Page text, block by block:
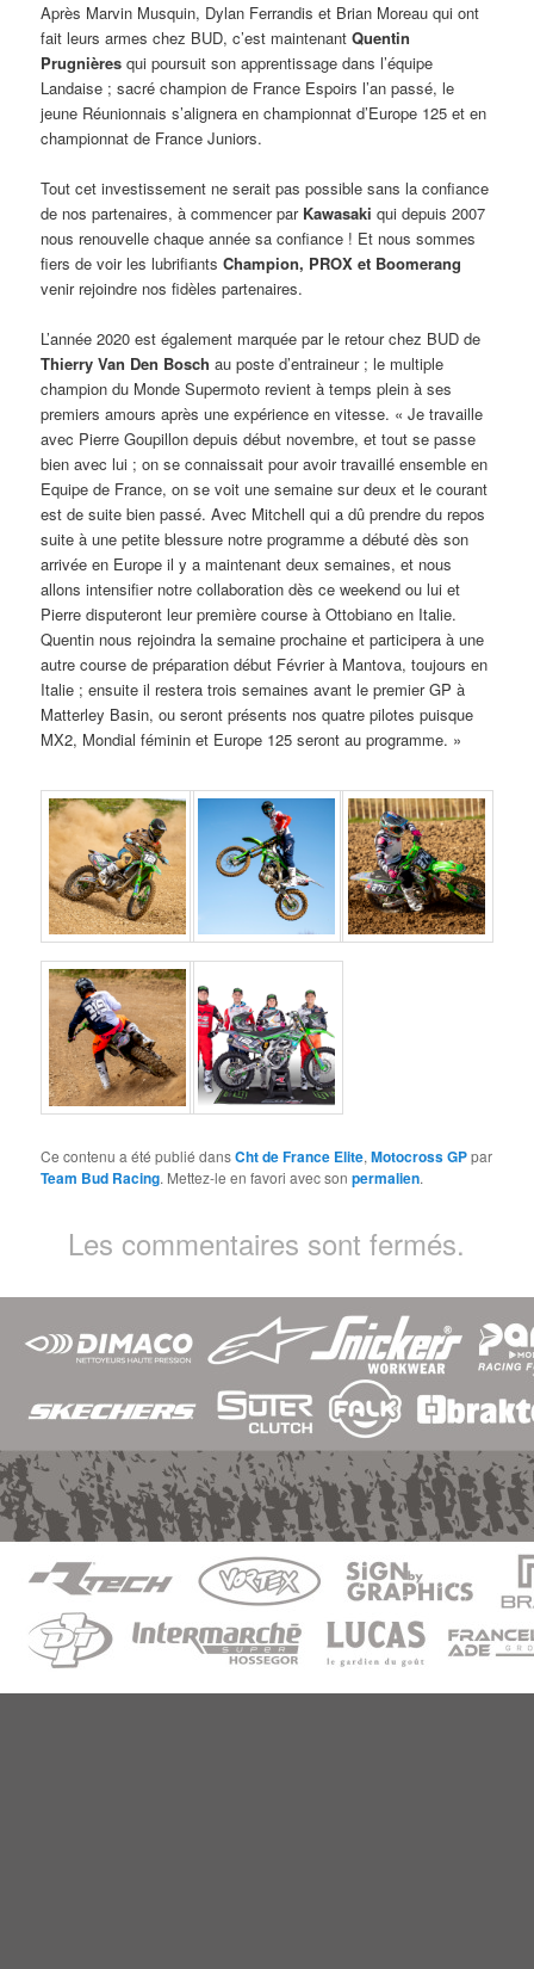
Après Marvin Musquin, Dylan Ferrandis et Brian Moreau qui ont
fait leurs armes chez BUD, c’est maintenantQuentin
Prugnières qui poursuit son apprentissage dans l’équipe
Landaise ; sacré champion de France Espoirs l’an passé, le
jeune Réunionnais s’alignera en championnat d’Europe 125 et en
championnat de France Juniors.
Tout cet investissement ne serait pas possible sans la confiance
de nos partenaires, à commencer par Kawasakiqui depuis 2007
nous renouvelle chaque année sa confiance ! Et nous sommes
fiers de voir les lubrifiantsChampion, PROX et Boomerang
venir rejoindre nos fidèles partenaires.
L’année 2020 est également marquée par le retour chez BUD de
Thierry Van Den Bosch au poste d’entraineur ; le multiple
champion du Monde Supermoto revient à temps plein à ses
premiers amours après une expérience en vitesse. « Je travaille
avec Pierre Goupillon depuis début novembre, et tout se passe
bien avec lui ; on se connaissait pour avoir travaillé ensemble en
Equipe de France, on se voit une semaine sur deux et le courant
est de suite bien passé. Avec Mitchell qui a dû prendre du repos
suite à une petite blessure notre programme a débuté dès son
arrivée en Europe il y a maintenant deux semaines, et nous
allons intensifier notre collaboration dès ce weekend ou lui et
Pierre disputeront leur première course à Ottobiano en Italie.
Quentin nous rejoindra la semaine prochaine et participera à une
autre course de préparation début Février à Mantova, toujours en
Italie ; ensuite il restera trois semaines avant le premier GP à
Matterley Basin, ou seront présents nos quatre pilotes puisque
MX2, Mondial féminin et Europe 125 seront au programme. »
Ce contenu a été publié dansCht de France Elite,Motocross GPpar
Team Bud Racing. Mettez-le en favori avec sonpermalien.
Les commentaires sont fermés.